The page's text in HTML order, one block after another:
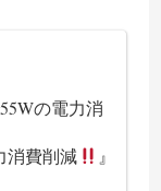
の電力消
消費削減
』